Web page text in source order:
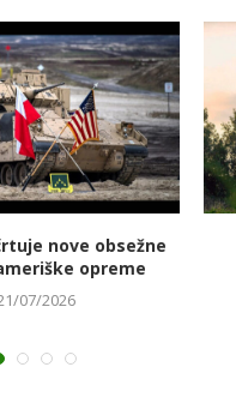
nove obsežne
opreme
07/2026